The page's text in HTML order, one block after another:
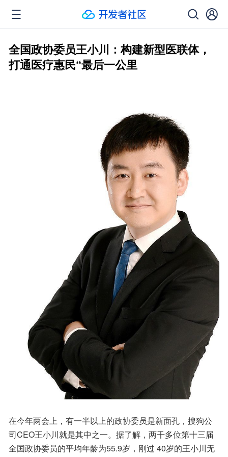
全国政协委员王小川：构建新型医联体，
打通医疗惠民“最后一公里
在今年两会上，有一半以上的政协委员是新面孔，搜狗公
司CEO王小川就是其中之一。据了解，两千多位第十三届
全国政协委员的平均年龄为55.9岁，刚过 40岁的王小川无